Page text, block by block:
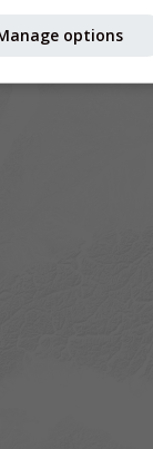
options